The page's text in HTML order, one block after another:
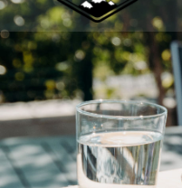
A propos
d’Hélène